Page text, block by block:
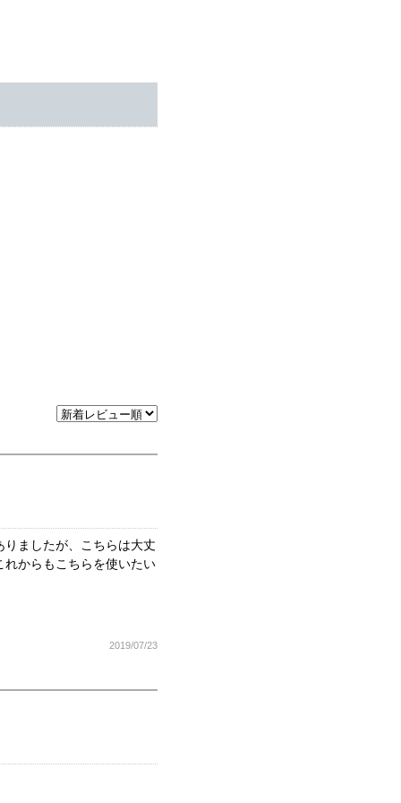
ましたが、こちらは大丈
からもこちらを使いたい
2019/07/23